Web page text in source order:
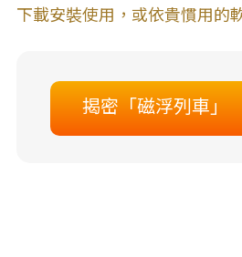
下載安裝使用，或依貴慣用的
揭密「磁浮列車」